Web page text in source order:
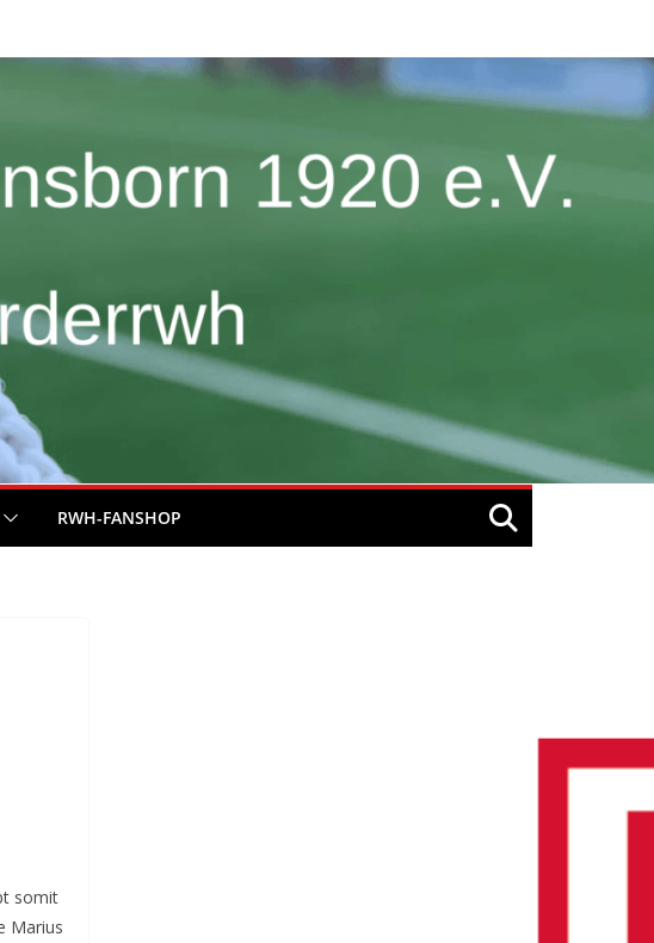
RWH-FANSHOP
somit
Marius